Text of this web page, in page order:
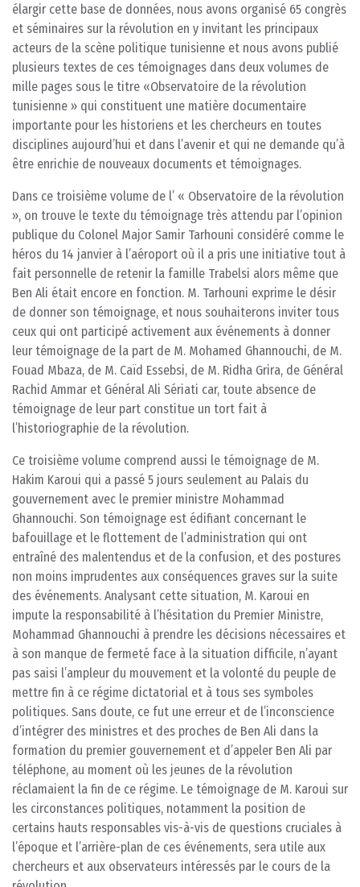
élargir cette base de données, nous avons organisé 65 congrès
et séminaires sur la révolution en y invitant les principaux
acteurs de la scène politique tunisienne et nous avons publié
plusieurs textes de ces témoignages dans deux volumes de
mille pages sous le titre «Observatoire de la révolution
tunisienne » qui constituent une matière documentaire
importante pour les historiens et les chercheurs en toutes
disciplines aujourd’hui et dans l’avenir et qui ne demande qu’à
être enrichie de nouveaux documents et témoignages.
Dans ce troisième volume de l’ « Observatoire de la révolution
», on trouve le texte du témoignage très attendu par l’opinion
publique du Colonel Major Samir Tarhouni considéré comme le
héros du 14 janvier à l’aéroport où il a pris une initiative tout à
fait personnelle de retenir la famille Trabelsi alors même que
Ben Ali était encore en fonction. M. Tarhouni exprime le désir
de donner son témoignage, et nous souhaiterons inviter tous
ceux qui ont participé activement aux événements à donner
leur témoignage de la part de M. Mohamed Ghannouchi, de M.
Fouad Mbaza, de M. Caïd Essebsi, de M. Ridha Grira, de Général
Rachid Ammar et Général Ali Sériati car, toute absence de
témoignage de leur part constitue un tort fait à
l’historiographie de la révolution.
Ce troisième volume comprend aussi le témoignage de M.
Hakim Karoui qui a passé 5 jours seulement au Palais du
gouvernement avec le premier ministre Mohammad
Ghannouchi. Son témoignage est édifiant concernant le
bafouillage et le flottement de l’administration qui ont
entraîné des malentendus et de la confusion, et des postures
non moins imprudentes aux conséquences graves sur la suite
des événements. Analysant cette situation, M. Karoui en
impute la responsabilité à l’hésitation du Premier Ministre,
Mohammad Ghannouchi à prendre les décisions nécessaires et
à son manque de fermeté face à la situation difficile, n’ayant
pas saisi l’ampleur du mouvement et la volonté du peuple de
mettre fin à ce régime dictatorial et à tous ses symboles
politiques. Sans doute, ce fut une erreur et de l’inconscience
d’intégrer des ministres et des proches de Ben Ali dans la
formation du premier gouvernement et d’appeler Ben Ali par
téléphone, au moment où les jeunes de la révolution
réclamaient la fin de ce régime. Le témoignage de M. Karoui sur
les circonstances politiques, notamment la position de
certains hauts responsables vis-à-vis de questions cruciales à
l’époque et l’arrière-plan de ces événements, sera utile aux
chercheurs et aux observateurs intéressés par le cours de la